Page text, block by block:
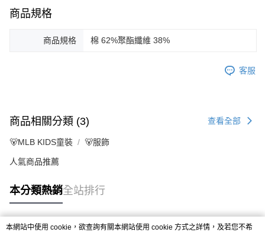
商品規格
商品規格 棉 62%聚酯纖維 38%
客服
商品相關分類 (3) 查看全部
🐻MLB KIDS童裝 🐻服飾
人氣商品推薦
本分類熱銷全站排行
本網站中使用 cookie，欲查詢有關本網站使用 cookie 方式之詳情，及若您不希